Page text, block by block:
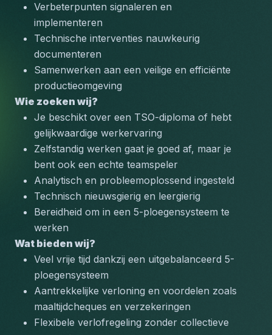
Verbeterpunten signaleren en
implementeren
Technische interventies nauwkeurig
documenteren
Samenwerken aan een veilige en efficiënte
productieomgeving
Wie zoeken wij?
Je beschikt over een TSO-diploma of hebt
gelijkwaardige werkervaring
Zelfstandig werken gaat je goed af, maar je
bent ook een echte teamspeler
Analytisch en probleemoplossend ingesteld
Technisch nieuwsgierig en leergierig
Bereidheid om in een 5-ploegensysteem te
werken
Wat bieden wij?
Veel vrije tijd dankzij een uitgebalanceerd 5-
ploegensysteem
Aantrekkelijke verloning en voordelen zoals
maaltijdcheques en verzekeringen
Flexibele verlofregeling zonder collectieve